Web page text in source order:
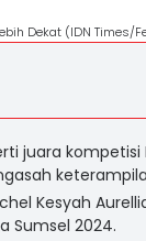
Dekat (IDN Times/
juara kompetisi
Kesyah
Sumsel 2024.